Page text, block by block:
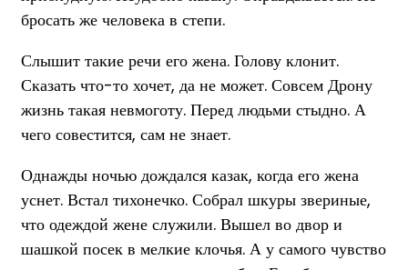
бросать же человека в степи.
Слышит такие речи его жена. Голову клонит.
Сказать что-то хочет, да не может. Совсем Дрону
жизнь такая невмоготу. Перед людьми стыдно. А
чего совестится, сам не знает.
Однажды ночью дождался казак, когда его жена
уснет. Встал тихонечко. Собрал шкуры звериные,
что одеждой жене служили. Вышел во двор и
шашкой посек в мелкие клочья. А у самого чувство